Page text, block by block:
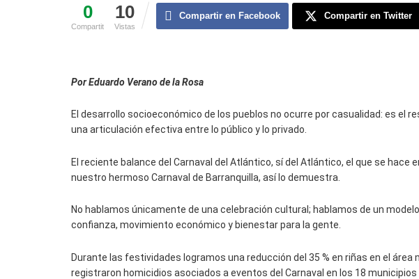
0
Compartit
10
Vistas
Compartir en Facebook Compartir en Twitter
Por Eduardo Verano de la Rosa
El desarrollo socioeconómico de los pueblos no ocurre por casualidad: es el
una articulación efectiva entre lo público y lo privado.
El reciente balance del Carnaval del Atlántico, sí del Atlántico, el que se hace
nuestro hermoso Carnaval de Barranquilla, así lo demuestra.
No hablamos únicamente de una celebración cultural; hablamos de un
confianza, movimiento económico y bienestar para la gente.
Durante las festividades logramos una reducción del 35 % en riñas en el área
registraron homicidios asociados a eventos del Carnaval en los 18